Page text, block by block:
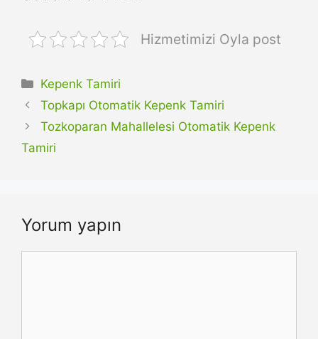
Hizmetimizi Oyla post
Kategoriler
Kepenk Tamiri
Topkapı Otomatik Kepenk Tamiri
Tozkoparan Mahallelesi Otomatik Kepenk
Tamiri
Yorum yapın